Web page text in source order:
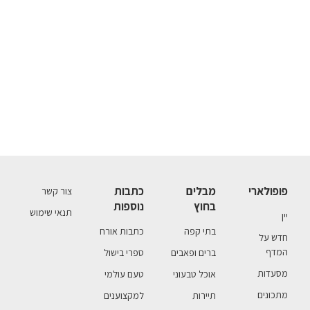
פופולארי
יין
חדש על
המדף
מסעדות
מתכונים
מבלים
בחוץ
בתי קפה
ברים ופאבים
אוכל טבעוני
תיירות
כתבות
נוספות
כתבות אורח
ספרי בישול
טעם עולמי
למקצוענים
צור קשר
תנאי שימוש